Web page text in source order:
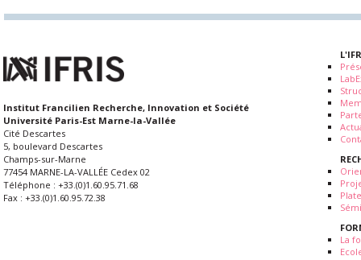
Institut Francilien Recherche, Innovation et Société
Université Paris-Est Marne-la-Vallée
Cité Descartes
5, boulevard Descartes
Champs-sur-Marne
77454 MARNE-LA-VALLÉE Cedex 02
Téléphone : +33.(0)1.60.95.71.68
Fax : +33.(0)1.60.95.72.38
La